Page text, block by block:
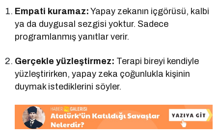
Empati kuramaz: Yapay zekanın içgörüsü, kalbi
ya da duygusal sezgisi yoktur. Sadece
programlanmış yanıtlar verir.
Gerçekle yüzleştirmez: Terapi bireyi kendiyle
yüzleştirirken, yapay zeka çoğunlukla kişinin
duymak istediklerini söyler.